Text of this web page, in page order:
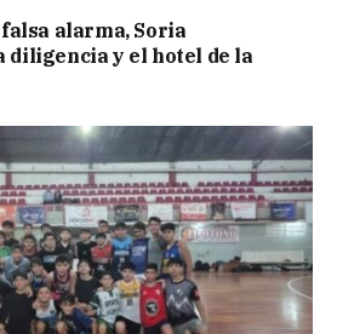
alarma, Soria
diligencia y el hotel de la